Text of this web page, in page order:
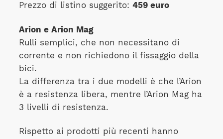
Prezzo di listino suggerito: 459 euro
Arion e Arion Mag
Rulli semplici, che non necessitano di
corrente e non richiedono il fissaggio della
bici.
La differenza tra i due modelli è che l’Arion
è a resistenza libera, mentre l’Arion Mag ha
3 livelli di resistenza.
Rispetto ai prodotti più recenti hanno